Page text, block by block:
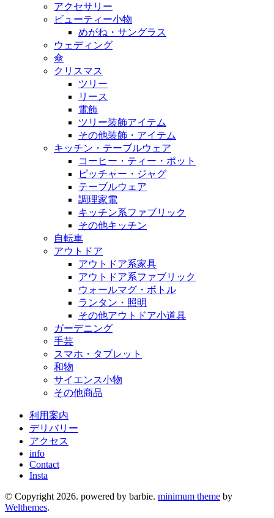
アクセサリー
ビューティー小物
めがね・サングラス
ウェディング
傘
クリスマス
ツリー
リース
電飾
ツリー装飾アイテム
その他装飾・アイテム
キッチン・テーブルウェア
コーヒー・ティー・ポット
ピッチャー・ジャグ
テーブルウェア
調理家電
キッチン系ファブリック
その他キッチン
自転車
アウトドア
アウトドア系家具
アウトドア系ファブリック
ウォールマグ・ボトル
ランタン・照明
その他アウトドア小道具
ガーデニング
手芸
スマホ・タブレット
和物
サイエンス小物
その他商品
利用案内
デリバリー
アクセス
info
Contact
Insta
© Copyright 2026. powered by barbie. minimum theme by
Welthemes.